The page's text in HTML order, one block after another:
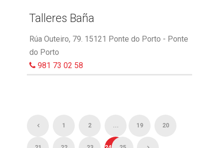
Talleres Baña
Rúa Outeiro, 79. 15121 Ponte do Porto - Ponte
do Porto
981 73 02 58
1 2 ... 19 20